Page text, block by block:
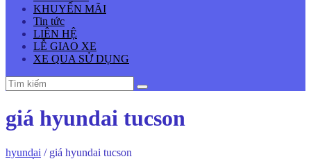
KHUYẾN MÃI
Tin tức
LIÊN HỆ
LỄ GIAO XE
XE QUA SỬ DỤNG
giá hyundai tucson
hyundai / giá hyundai tucson